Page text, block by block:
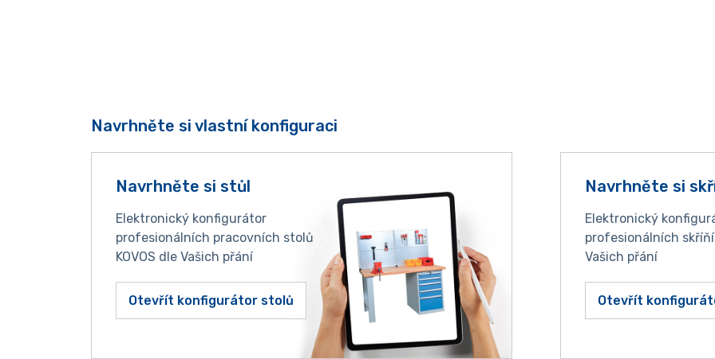
Navrhněte si vlastní konfiguraci
Navrhněte si stůl
Elektronický konfigurátor
profesionálních pracovních stolů
KOVOS dle Vašich přání
Otevřít konfigurátor stolů
Navrhněte si
Elektronický
profesionálních skříňí
Vašich přání
Otevřít